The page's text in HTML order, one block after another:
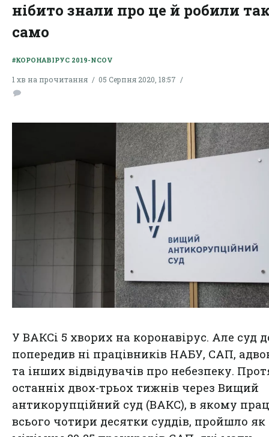
нібито знали про це й робили
само
#КОРОНАВІРУС 2019-NCOV
1 хв на прочитання 05 Серпня 2020, 18:57
У ВАКСі 5 хворих на коронавірус. Але суд
попередив ні працівників НАБУ, САП,
та інших відвідувачів про небезпеку.
останніх двох-трьох тижнів через Вищий
антикорупційний суд (ВАКС), в якому
всього чотири десятки суддів, пройшло як